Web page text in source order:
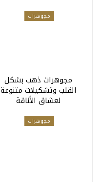
مجوهرات
مجوهرات ذهب بشكل
القلب وتشكيلات متنوعة
لعشاق الأناقة
مجوهرات